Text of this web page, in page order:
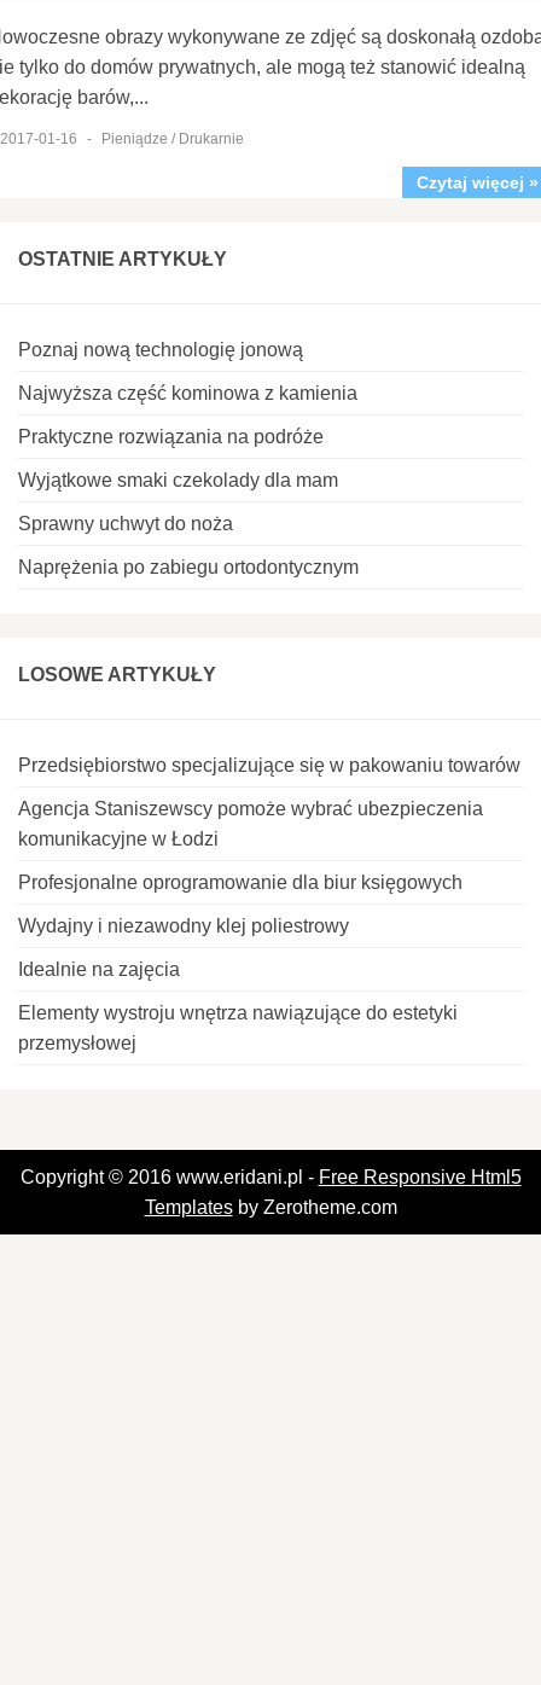
obrazy wykonywane ze zdjęć są doskonałą
tylko do domów prywatnych, ale mogą też stanowić idealną
barów,...
2017-01-16 - Pieniądze / Drukarnie
Czytaj więcej »
OSTATNIE ARTYKUŁY
Poznaj nową technologię jonową
Najwyższa część kominowa z kamienia
Praktyczne rozwiązania na podróże
Wyjątkowe smaki czekolady dla mam
Sprawny uchwyt do noża
Naprężenia po zabiegu ortodontycznym
LOSOWE ARTYKUŁY
Przedsiębiorstwo specjalizujące się w pakowaniu towarów
Agencja Staniszewscy pomoże wybrać ubezpieczenia
komunikacyjne w Łodzi
Profesjonalne oprogramowanie dla biur księgowych
Wydajny i niezawodny klej poliestrowy
Idealnie na zajęcia
Elementy wystroju wnętrza nawiązujące do estetyki
przemysłowej
Copyright © 2016 www.eridani.pl - Free Responsive Html5
Templatesby Zerotheme.com